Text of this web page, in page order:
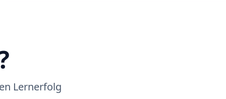
Lernerfolg